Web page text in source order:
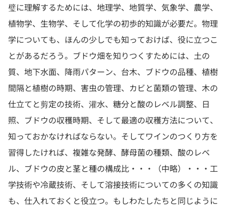
璧に理解するためには、地理学、地質学、気象学、農学、
植物学、生物学、そして化学の初歩的知識が必要だ。物理
学についても、ほんの少しでも知っておけば、役に立つこ
とがあるだろう。ブドウ畑を知りつくすためには、土の
質、地下水面、降雨パターン、台木、ブドウの品種、植樹
間隔と植樹の時期、害虫の管理、カビと菌類の管理、木の
仕立てと剪定の技術、灌水、糖分と酸のレベル調整、日
照、ブドウの収穫時期、そして最適の収穫方法について、
知っておかなければならない。そしてワインのつくり方を
習得したければ、複雑な発酵、酵母菌の種類、酸のレベ
ル、ブドウの皮と茎と種の構成比・・・（中略）・・・工
学技術や冷蔵技術、そして溶接技術についての多くの知識
も、仕入れておくと役立つ。もしわたしたちと同じように